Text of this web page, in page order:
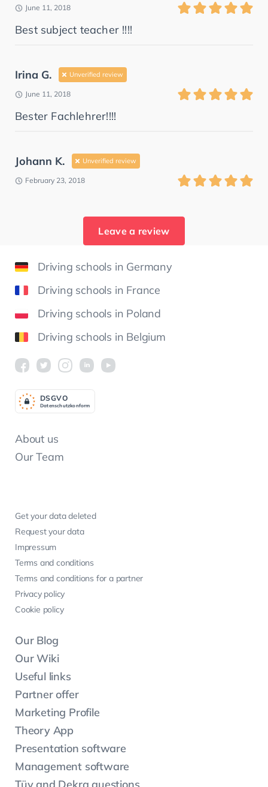
June 11, 2018
Best subject teacher !!!!
Irina G. Unverified review
June 11, 2018
Bester Fachlehrer!!!!
Johann K. Unverified review
February 23, 2018
Leave a review
Driving schools in Germany
Driving schools in France
Driving schools in Poland
Driving schools in Belgium
About us
Our Team
Get your data deleted
Request your data
Impressum
Terms and conditions
Terms and conditions for a partner
Privacy policy
Cookie policy
Our Blog
Our Wiki
Useful links
Partner offer
Marketing Profile
Theory App
Presentation software
Management software
Datenschutzkonform
DSGVO